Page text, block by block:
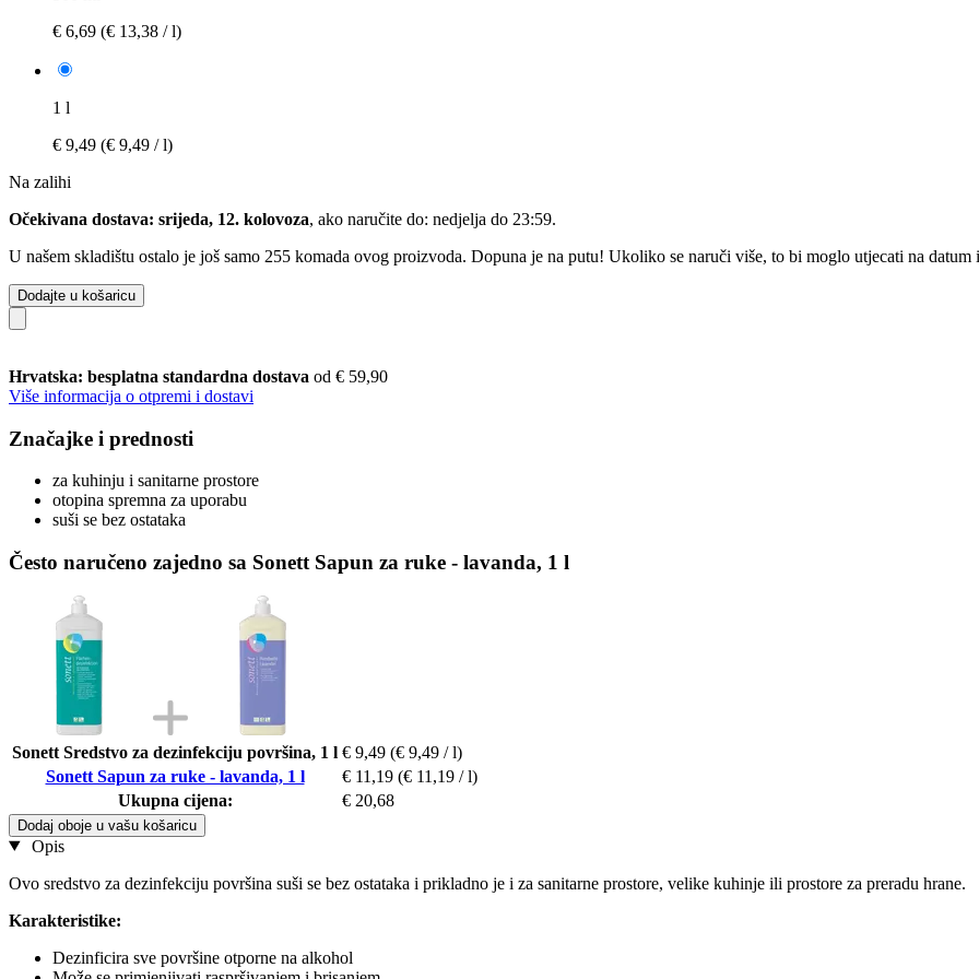
€ 6,69 (€ 13,38 / l)
1 l
€ 9,49 (€ 9,49 / l)
Na zalihi
Očekivana dostava: srijeda, 12. kolovoza, ako naručite do: nedjelja do 23:59.
U našem skladištu ostalo je još samo 255 komada ovog proizvoda. Dopuna je na putu! Ukoliko se naruči više, to bi moglo utjecati na datum
Dodajte u košaricu
Hrvatska: besplatna standardna dostava od € 59,90
Više informacija o otpremi i dostavi
Značajke i prednosti
za kuhinju i sanitarne prostore
otopina spremna za uporabu
suši se bez ostataka
Često naručeno zajedno sa Sonett Sapun za ruke - lavanda, 1 l
Sonett Sredstvo za dezinfekciju površina, 1 l € 9,49 (€ 9,49 / l)
Sonett Sapun za ruke - lavanda, 1 l
€ 11,19 (€ 11,19 / l)
Ukupna cijena:
€ 20,68
Dodaj oboje u vašu košaricu
Opis
Ovo sredstvo za dezinfekciju površina suši se bez ostataka i prikladno je i za sanitarne prostore, velike kuhinje ili prostore za preradu hrane.
Karakteristike:
Dezinficira sve površine otporne na alkohol